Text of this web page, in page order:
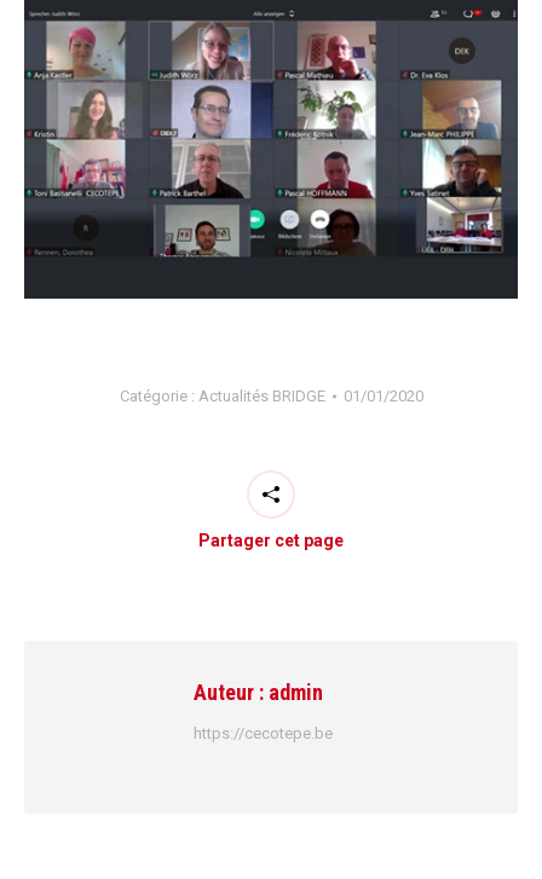
Catégorie : Actualités BRIDGE 01/01/2020
Partager cet page
Auteur : admin
https://cecotepe.be